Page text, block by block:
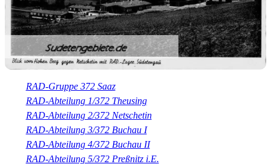
RAD-Gruppe 372 Saaz
RAD-Abteilung 1/372 Theusing
RAD-Abteilung 2/372 Netschetin
RAD-Abteilung 3/372 Buchau I
RAD-Abteilung 4/372 Buchau II
RAD-Abteilung 5/372 Preßnitz i.E.